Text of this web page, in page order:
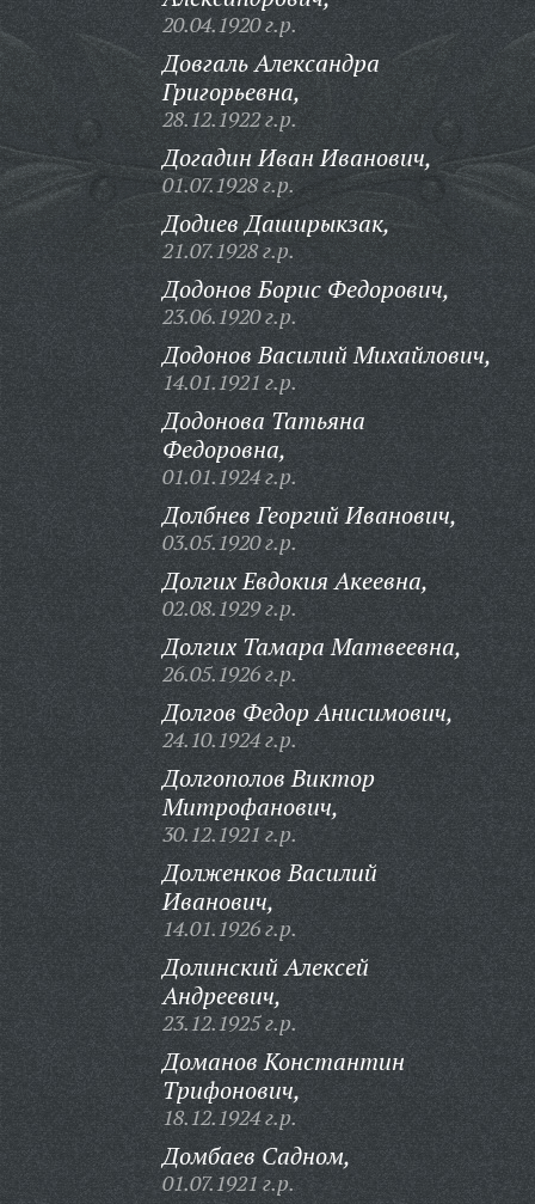
20.04.1920 г.р.
Довгаль Александра
Григорьевна,
28.12.1922 г.р.
Догадин Иван Иванович,
01.07.1928 г.р.
Додиев Даширыкзак,
21.07.1928 г.р.
Додонов Борис Федорович,
23.06.1920 г.р.
Додонов Василий Михайлович,
14.01.1921 г.р.
Додонова Татьяна
Федоровна,
01.01.1924 г.р.
Долбнев Георгий Иванович,
03.05.1920 г.р.
Долгих Евдокия Акеевна,
02.08.1929 г.р.
Долгих Тамара Матвеевна,
26.05.1926 г.р.
Долгов Федор Анисимович,
24.10.1924 г.р.
Долгополов Виктор
Митрофанович,
30.12.1921 г.р.
Долженков Василий
Иванович,
14.01.1926 г.р.
Долинский Алексей
Андреевич,
23.12.1925 г.р.
Доманов Константин
Трифонович,
18.12.1924 г.р.
Домбаев Садном,
01.07.1921 г.р.